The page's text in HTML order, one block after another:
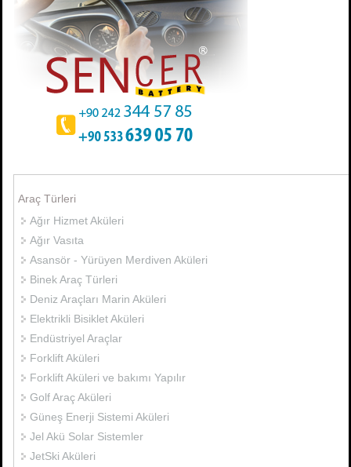
Araç Türleri
Ağır Hizmet Aküleri
Ağır Vasıta
Asansör - Yürüyen Merdiven Aküleri
Binek Araç Türleri
Deniz Araçları Marin Aküleri
Elektrikli Bisiklet Aküleri
Endüstriyel Araçlar
Forklift Aküleri
Forklift Aküleri ve bakımı Yapılır
Golf Araç Aküleri
Güneş Enerji Sistemi Aküleri
Jel Akü Solar Sistemler
JetSki Aküleri